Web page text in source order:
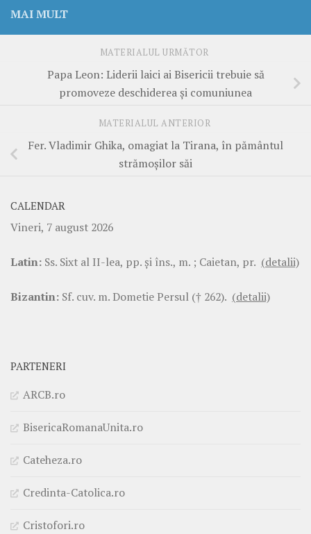
MAI MULT
MATERIALUL URMĂTOR
Papa Leon: Liderii laici ai Bisericii trebuie să
promoveze deschiderea și comuniunea
MATERIALUL ANTERIOR
Fer. Vladimir Ghika, omagiat la Tirana, în pământul
strămoșilor săi
CALENDAR
Vineri, 7 august 2026
Latin: Ss. Sixt al II-lea, pp. şi îns., m. ; Caietan, pr. (detalii)
Bizantin: Sf. cuv. m. Dometie Persul († 262). (detalii)
PARTENERI
ARCB.ro
BisericaRomanaUnita.ro
Cateheza.ro
Credinta-Catolica.ro
Cristofori.ro